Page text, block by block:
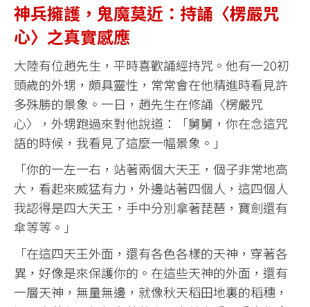
神兵擁護，鬼魔莫近：持誦〈楞嚴咒
心〉之真實感應
大陸有位趙先生，平時喜歡誦經持咒。他有一20初
頭歲的外甥，頗具靈性，常常會在他精進時看見許
多殊勝的景象。一日，趙先生在修誦〈楞嚴咒
心〉，外甥跑過來對他說道：「舅舅，你在念這咒
語的時候，我看見了這麼一幅景象。」
「你的一左一右，站著兩個大天王，個子非常地高
大，看起來威猛有力，外邊站著四個人，這四個人
我認得是四大天王，手中分別拿著琵琶，寶劍還有
傘等等。」
「在這四天王外面，還有各色各樣的天神，穿著各
異，好像是來保護你的。在這些天神的外面，還有
一層天神，無量無邊，就像秋天稻田地裏的稻穗，